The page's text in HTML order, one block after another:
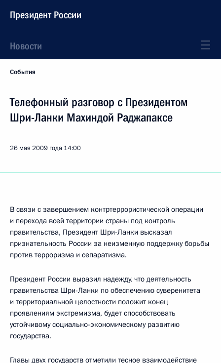
Президент России
Новости
События
Телефонный разговор с Президентом
Шри-Ланки Махиндой Раджапаксе
26 мая 2009 года 14:00
В связи с завершением контртеррористической операции
и перехода всей территории страны под контроль
правительства, Президент Шри-Ланки высказал
признательность России за неизменную поддержку борьбы
против терроризма и сепаратизма.
Президент России выразил надежду, что деятельность
правительства Шри-Ланки по обеспечению суверенитета
и территориальной целостности положит конец
проявлениям экстремизма, будет способствовать
устойчивому социально-экономическому развитию
государства.
Главы двух государств отметили тесное взаимодействие